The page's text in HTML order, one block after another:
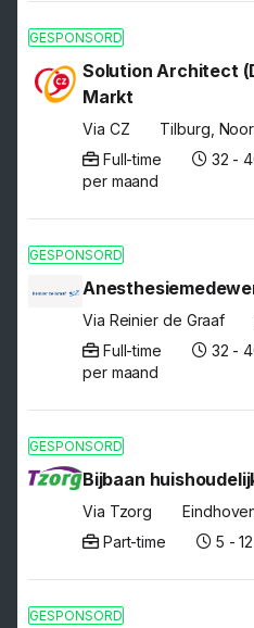
GESPONSORD
Solution Architect
Markt
Via CZ
Tilburg,
Full-time
32 -
per maand
GESPONSORD
Via Reinier de Graaf
Full-time
32 -
per maand
GESPONSORD
Bijbaan
Via Tzorg
Part-time
5 -
GESPONSORD